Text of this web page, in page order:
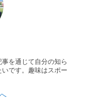
を通じて自分の知ら
です。趣味はスポー